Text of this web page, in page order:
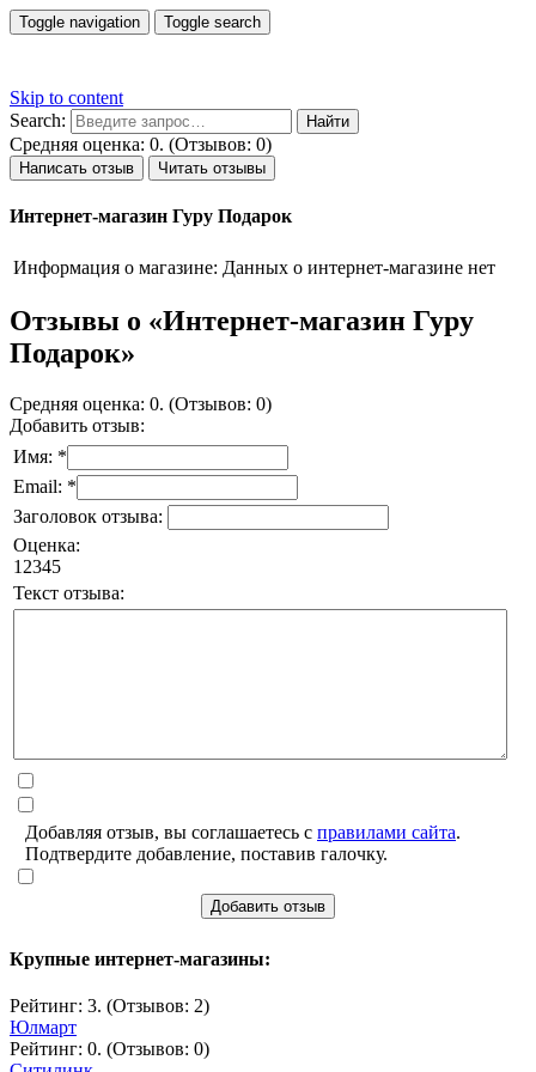
Toggle navigation Toggle search
Skip to content
Search:
Средняя оценка: 0. (Отзывов: 0)
Написать отзыв Читать отзывы
Интернет-магазин Гуру Подарок
Информация о магазине: Данных о интернет-магазине нет
Отзывы о «Интернет-магазин Гуру
Подарок»
Средняя оценка: 0. (Отзывов: 0)
Добавить отзыв:
Имя: *
Email: *
Заголовок отзыва:
Оценка:
1 2345
Текст отзыва:
Добавляя отзыв, вы соглашаетесь с правилами сайта.
Подтвердите добавление, поставив галочку.
Добавить отзыв
Крупные интернет-магазины:
Рейтинг: 3. (Отзывов: 2)
Юлмарт
Рейтинг: 0. (Отзывов: 0)